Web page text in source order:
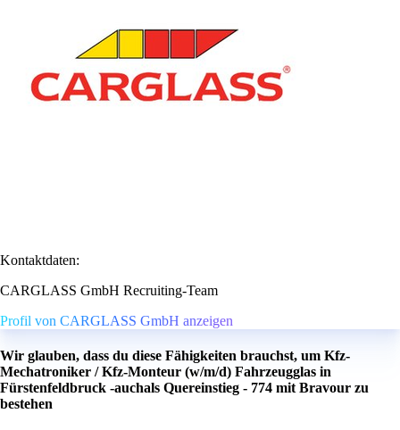
Kontaktdaten:
CARGLASS GmbH Recruiting-Team
Profil von CARGLASS GmbH anzeigen
Wir glauben, dass du diese Fähigkeiten brauchst, um Kfz-
Mechatroniker / Kfz-Monteur (w/m/d) Fahrzeugglas in
Fürstenfeldbruck -auchals Quereinstieg - 774 mit Bravour zu
bestehen